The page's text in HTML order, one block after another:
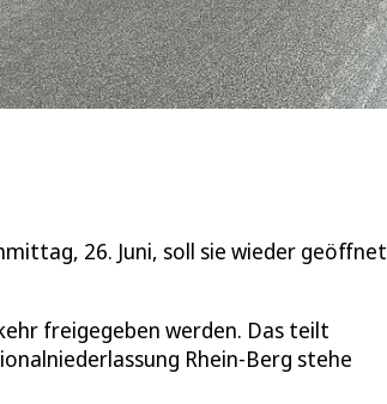
26. Juni, soll sie wieder geöffnet
freigegeben werden. Das teilt
Rhein-Berg stehe